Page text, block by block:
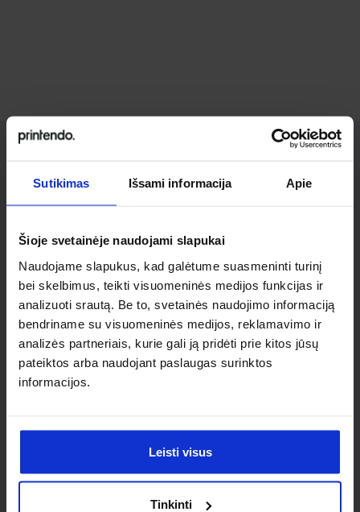
Sutikimas Išsami informacija Apie
Šioje svetainėje naudojami slapukai
Naudojame slapukus, kad galėtume suasmeninti turinį
bei skelbimus, teikti visuomeninės medijos funkcijas ir
analizuoti srautą. Be to, svetainės naudojimo informaciją
bendriname su visuomeninės medijos, reklamavimo ir
analizės partneriais, kurie gali ją pridėti prie kitos jūsų
pateiktos arba naudojant paslaugas surinktos
informacijos.
Leisti visus
Tinkinti
Ieškai
individualaus
sprendimo?
Susisiek su mumis dėl
nestandartinio produkto aptarimo.
Susisiekti